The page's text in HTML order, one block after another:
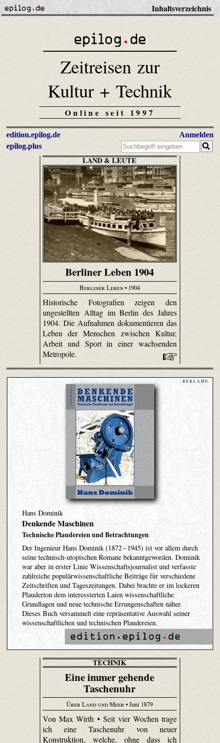
Inhaltsverzeichnis
Zeitreisen zur
Kultur + Technik
Online seit 1997
edition.epilog.de
epilog.plus
Anmelden
LAND & LEUTE
Berliner Leben 1904
Berliner Leben• 1904
Historische Fotografien zeigen den
ungestellten Alltag im Berlin des Jahres
1904. Die Aufnahmen dokumentieren das
Leben der Menschen zwischen Kultur,
Arbeit und Sport in einer wachsenden
Metropole.
- R E K L A M E -
Hans Dominik
Denkende Maschinen
Technische Plaudereien und Betrachtungen
Der Ingenieur Hans Dominik (1872 – 1945) ist vor allem durch
seine technisch-utopischen Romane bekanntgeworden. Dominik
war aber in erster Linie Wissenschaftsjournalist und verfasste
zahlreiche populärwissenschaftliche Beiträge für verschiedene
Zeitschriften und Tageszeitungen. Dabei brachte er im lockeren
Plauderton dem interessierten Laien wissenschaftliche
Grundlagen und neue technische Errungenschaften näher.
Dieses Buch versammelt eine repräsentative Auswahl seiner
wissenschaftlichen und technischen Plaudereien.
TECHNIK
Eine immer gehende
Taschenuhr
Über Land und Meer • Juni 1879
Von Max Wirth • Seit vier Wochen trage
ich eine Taschenuhr von neuer
Konstruktion, welche, ohne dass ich